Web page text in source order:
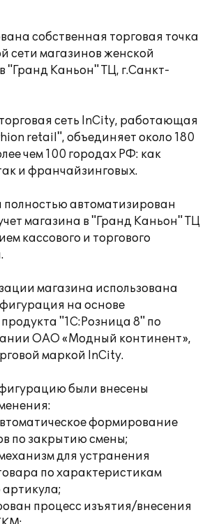
собственная торговая точка
сети магазинов женской
"Гранд Каньон" ТЦ, г.Санкт-
сеть InCity, работающая
retail", объединяет около 180
чем 100 городах РФ: как
и франчайзинговых.
полностью автоматизирован
магазина в "Гранд Каньон" ТЦ
кассового и торгового
магазина использована
на основе
"1С:Розница 8" по
ОАО «Модный континент»,
маркой InCity.
были внесены
формирование
по закрытию смены;
для устранения
по характеристикам
артикула;
процесс изъятия/внесения